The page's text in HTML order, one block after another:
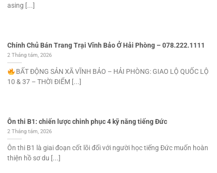
asing [...]
Chính Chủ Bán Trang Trại Vĩnh Bảo Ở Hải Phòng – 078.222.1111
2 Tháng tám, 2026
BẤT ĐỘNG SẢN XÃ VĨNH BẢO – HẢI PHÒNG: GIAO LỘ QUỐC LỘ
10 & 37 – THỜI ĐIỂM [...]
Ôn thi B1: chiến lược chinh phục 4 kỹ năng tiếng Đức
2 Tháng tám, 2026
Ôn thi B1 là giai đoạn cốt lõi đối với người học tiếng Đức muốn hoàn
thiện hồ sơ du [...]